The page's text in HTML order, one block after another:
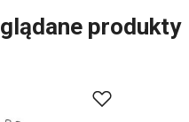
użytkowania. Te
produkty